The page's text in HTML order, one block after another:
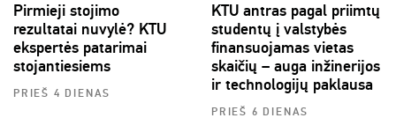
Pirmieji stojimo
rezultatai nuvylė? KTU
ekspertės patarimai
stojantiesiems
PRIEŠ 4 DIENAS
KTU antras pagal priimtų
studentų į valstybės
finansuojamas vietas
skaičių – auga inžinerijos
ir technologijų paklausa
PRIEŠ 6 DIENAS